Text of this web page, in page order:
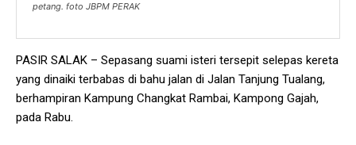
petang. foto JBPM PERAK
PASIR SALAK – Sepasang suami isteri tersepit selepas kereta
yang dinaiki terbabas di bahu jalan di Jalan Tanjung Tualang,
berhampiran Kampung Changkat Rambai, Kampong Gajah,
pada Rabu.